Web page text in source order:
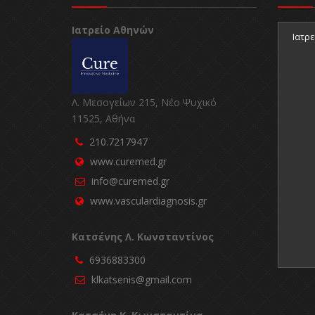
Ιατρείο Αθηνών
Λ. Μεσογείων 215, Νέο Ψυχικό
11525, Αθήνα
210.7217947
www.curemed.gr
info@curemed.gr
www.vasculardiagnosis.gr
Κατσένης Λ. Κωνσταντίνος
6936883300
klkatsenis@gmail.com